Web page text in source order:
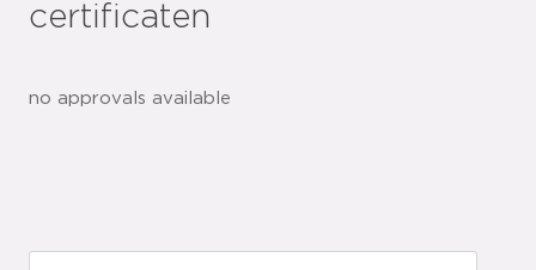
certificaten
no approvals available